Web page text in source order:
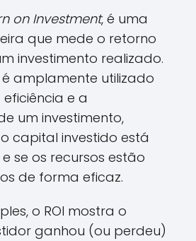
on Investment, é uma
que mede o retorno
investimento realizado.
é amplamente utilizado
e a
um investimento,
capital investido está
se os recursos estão
de forma eficaz.
o ROI mostra o
ganhou (ou perdeu)